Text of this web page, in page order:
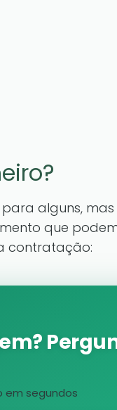
alguns, mas
que
contratação:
em segundos